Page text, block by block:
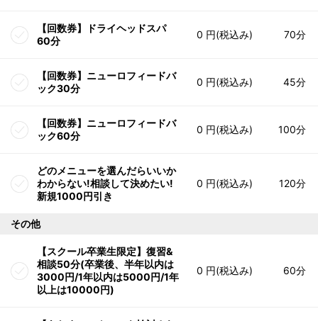
【回数券】ドライヘッドスパ
60分
0 円(税込み) 70分
【回数券】ニューロフィードバ
ック30分
0 円(税込み) 45分
【回数券】ニューロフィードバ
ック60分
0 円(税込み) 100分
どのメニューを選んだらいいか
わからない!相談して決めたい!
新規1000円引き
0 円(税込み) 120分
その他
【スクール卒業生限定】復習&
相談50分(卒業後、半年以内は
3000円/1年以内は5000円/1年
以上は10000円)
0 円(税込み) 60分